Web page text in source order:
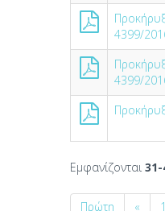
4399/
4399/
Εμφανίζονται 31-
Πρώτη « 1